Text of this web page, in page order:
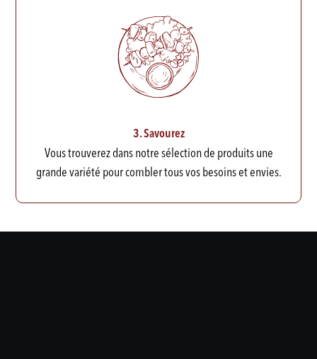
3. Savourez
Vous trouverez dans notre sélection de produits une
grande variété pour combler tous vos besoins et envies.